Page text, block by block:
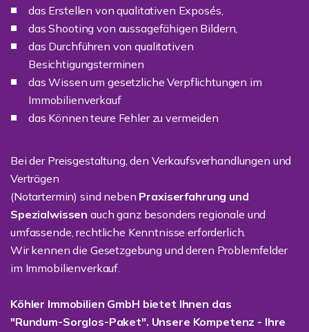
das Erstellen von qualitativen Exposés,
das Shooting von aussagefähigen Bildern,
das Durchführen von qualitativen
Besichtigungsterminen
das Wissen um gesetzliche Verpflichtungen im
Immobilienverkauf
das Können teure Fehler zu vermeiden
Bei der Preisgestaltung, den Verkaufsverhandlungen und
Verträgen
(Notartermin) sind neben Praxiserfahrung und
Spezialwissen auch ganz besonders regionale und
umfassende, rechtliche Kenntnisse erforderlich.
Wir kennen die Gesetzgebung und deren Problemfelder
im Immobilienverkauf.
Köhler Immobilien GmbH bietet Ihnen das
"Rundum-Sorglos-Paket". Unsere Kompetenz - Ihre